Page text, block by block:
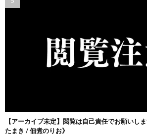
【アーカイブ未定】閲覧は自己責任でお願いし
たまき / 佃煮のりお》